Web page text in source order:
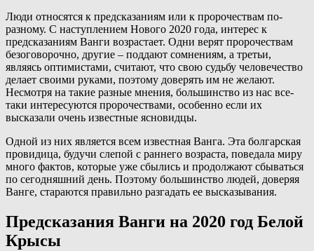
Люди относятся к предсказаниям или к пророчествам по-
разному. С наступлением Нового 2020 года, интерес к
предсказаниям Ванги возрастает. Одни верят пророчествам
безоговорочно, другие – поддают сомнениям, а третьи,
являясь оптимистами, считают, что свою судьбу человечество
делает своими руками, поэтому доверять им не желают.
Несмотря на такие разные мнения, большинство из нас все-
таки интересуются пророчествами, особенно если их
высказали очень известные ясновидцы.
Одной из них является всем известная Ванга. Эта болгарская
провидица, будучи слепой с раннего возраста, поведала миру
много фактов, которые уже сбылись и продолжают сбываться
по сегодняшний день. Поэтому большинство людей, доверяя
Ванге, стараются правильно разгадать ее высказывания.
Предсказания Ванги на 2020 год Белой
Крысы